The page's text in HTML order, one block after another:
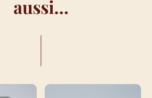
aussi…